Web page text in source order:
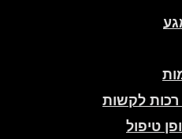
לקשות
טיפול